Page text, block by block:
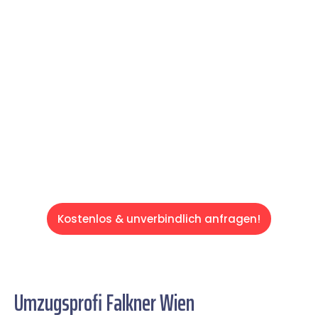
Kostenlos & unverbindlich anfragen!
Umzugsprofi Falkner Wien